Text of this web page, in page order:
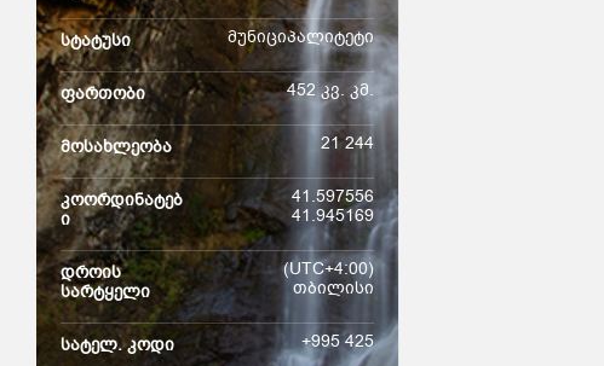
სტატუსი მუნიციპალიტეტი
ფართობი 452 კვ. კმ.
მოსახლეობა 21 244
კოორდინატებ
ი
41.597556
41.945169
დროის
სარტყელი
(UTC+4:00)
თბილისი
სატელ. კოდი +995 425